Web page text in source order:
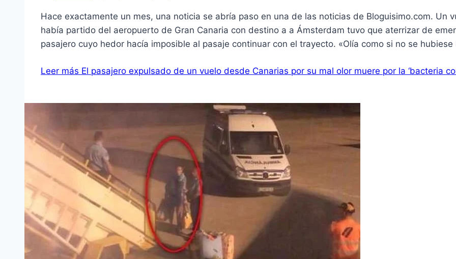
Hace exactamente un mes, una noticia se abría paso en una de las noticias de Bloguisimo.com. Un
había partido del aeropuerto de Gran Canaria con destino a a Ámsterdam tuvo que aterrizar de
pasajero cuyo hedor hacía imposible al pasaje continuar con el trayecto. «Olía como si no se
Leer más El pasajero expulsado de un vuelo desde Canarias por su mal olor muere por la ‘bacteria